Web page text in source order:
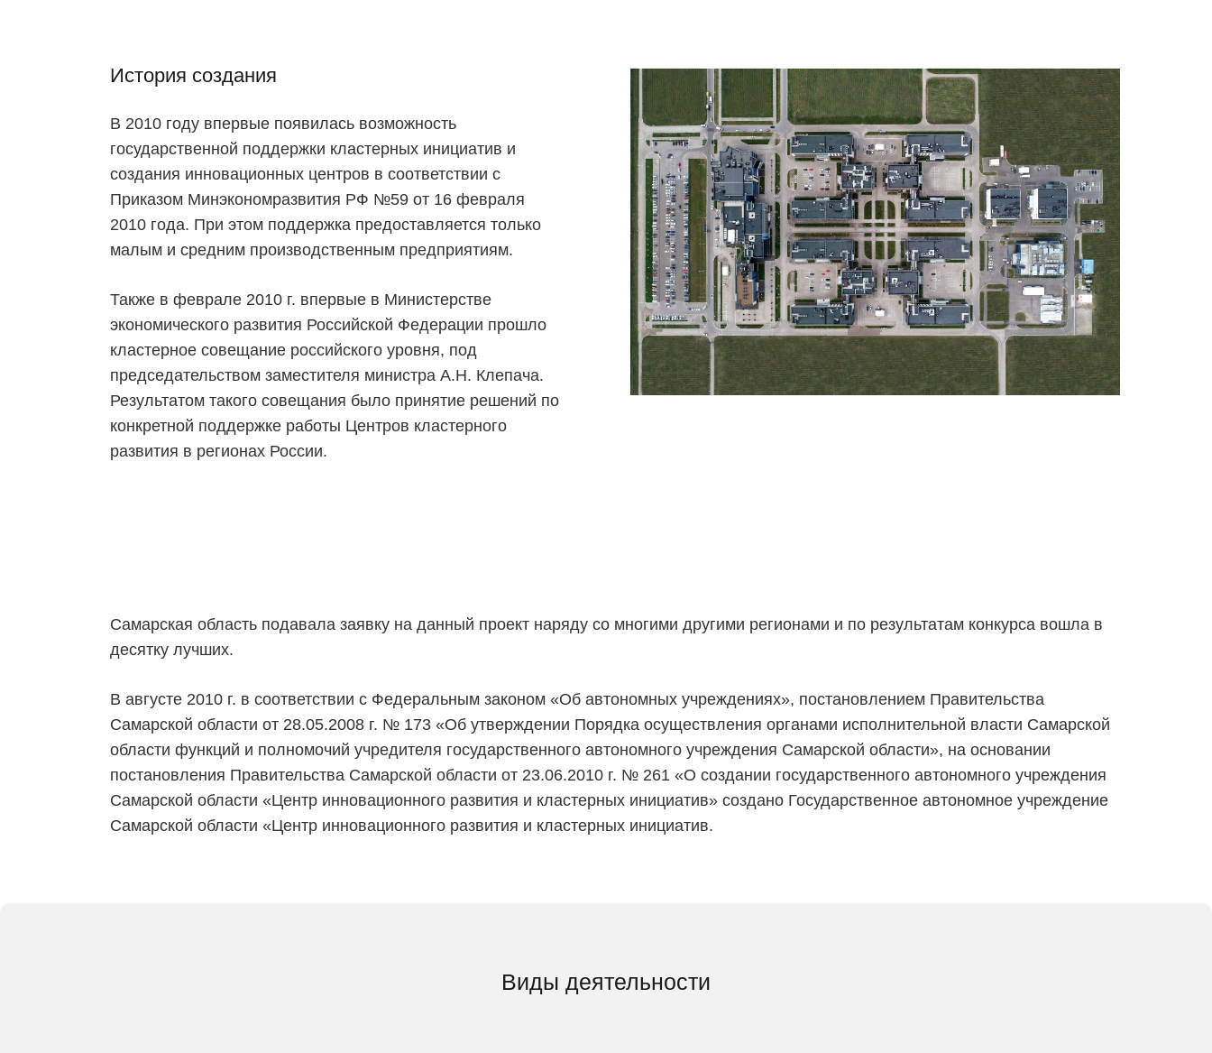
История создания
В 2010 году впервые появилась возможность
государственной поддержки кластерных инициатив и
создания инновационных центров в соответствии с
Приказом Минэкономразвития РФ №59 от 16 февраля
2010 года. При этом поддержка предоставляется только
малым и средним производственным предприятиям.
Также в феврале 2010 г. впервые в Министерстве
экономического развития Российской Федерации прошло
кластерное совещание российского уровня, под
председательством заместителя министра А.Н. Клепача.
Результатом такого совещания было принятие решений по
конкретной поддержке работы Центров кластерного
развития в регионах России.
Самарская область подавала заявку на данный проект наряду со многими другими регионами и по результатам конкурса вошла в
десятку лучших.
В августе 2010 г. в соответствии с Федеральным законом «Об автономных учреждениях», постановлением Правительства
Самарской области от 28.05.2008 г. № 173 «Об утверждении Порядка осуществления органами исполнительной власти Самарской
области функций и полномочий учредителя государственного автономного учреждения Самарской области», на основании
постановления Правительства Самарской области от 23.06.2010 г. № 261 «О создании государственного автономного учреждения
Самарской области «Центр инновационного развития и кластерных инициатив» создано Государственное автономное учреждение
Самарской области «Центр инновационного развития и кластерных инициатив.
Виды деятельности